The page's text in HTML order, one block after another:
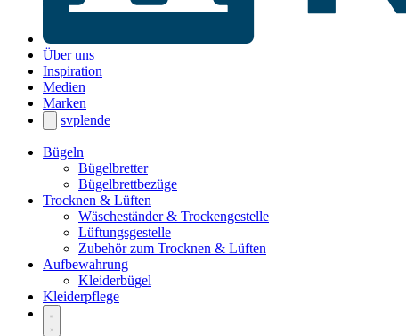
Über uns
Inspiration
Medien
Marken
svplende
Bügeln
Bügelbretter
Bügelbrettbezüge
Trocknen & Lüften
Wäscheständer & Trockengestelle
Lüftungsgestelle
Zubehör zum Trocknen & Lüften
Aufbewahrung
Kleiderbügel
Kleiderpflege